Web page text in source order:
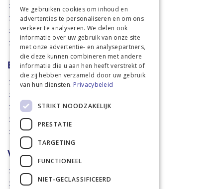
Stal & Erf
Weidetechniek
Dierbenodigdheden
Actiefolders
Betalen en verzenden
Hoe bestellen?
Afhaalmogelijkheden
Verzendkosten
Retouren
Voorwaarden
Privacy policy & Cookies
We gebruiken cookies om inhoud en
advertenties te personaliseren en om ons
verkeer te analyseren. We delen ook
informatie over uw gebruik van onze site
met onze advertentie- en analysepartners,
die deze kunnen combineren met andere
informatie die u aan hen heeft verstrekt of
die zij hebben verzameld door uw gebruik
van hun diensten. Privacybeleid
STRIKT NOODZAKELIJK
PRESTATIE
TARGETING
FUNCTIONEEL
NIET-GECLASSIFICEERD